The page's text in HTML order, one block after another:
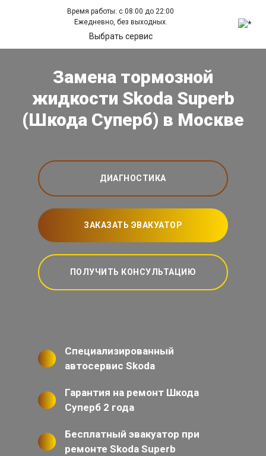
Время работы: с 08:00 до 22:00
Ежедневно, без выходных.
Выбрать сервис
Замена тормозной
жидкости Skoda Superb
(Шкода Суперб) в Москве
ДИАГНОСТИКА
ЗАКАЗАТЬ ЭВАКУАТОР
ПОЛУЧИТЬ КОНСУЛЬТАЦИЮ
Специализированный
автосервис Skoda
Гарантия на ремонт Шкода
Суперб 2 года
Бесплатный эвакуатор при
ремонте Skoda Superb